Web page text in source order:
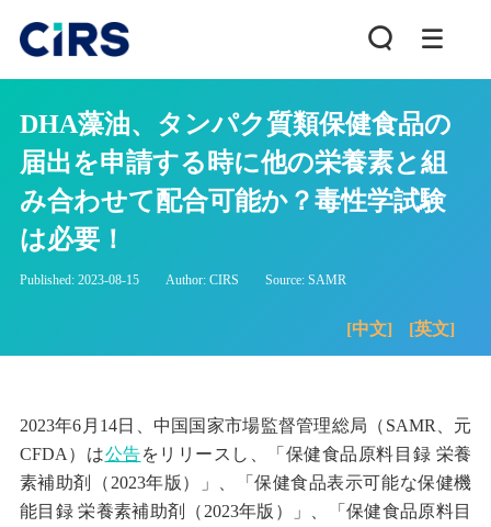
DHA藻油、タンパク質類保健食品の
届出を申請する時に他の栄養素と組
み合わせて配合可能か？毒性学試験
は必要！
Published: 2023-08-15 Author: CIRS Source: SAMR
[中文] [英文]
2023年6 月 14日、中国国家市場監督管理総局（ SAMR 、元
CFDA ）は公告をリリースし、「保健食品原料目録 栄養
素補助剤（ 2023年版）」、「保健食品表示可能な保健機
能目録 栄養素補助剤（ 2023年版）」、「保健食品原料目